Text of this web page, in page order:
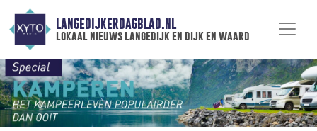
LANGEDIJKERDAGBLAD.NL
lokaal nieuws langedijk en dijk en waard